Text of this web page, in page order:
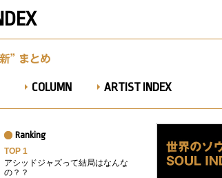
COLUMN ARTIST INDEX
Ranking
TOP 1
アシッドジャズって結局はなんな
の？？